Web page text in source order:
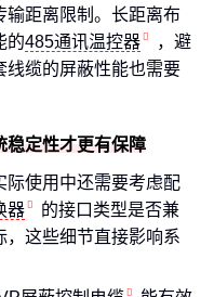
输距离限制。长距离布
的485通讯温控器
，避
线缆的屏蔽性能也需要
稳定性才更有保障
际使用中还需要考虑配
器
的接口类型是否兼
，这些细节直接影响系